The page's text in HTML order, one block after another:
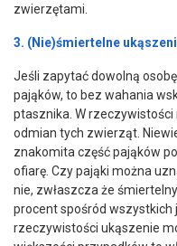
zwierzętami.
3. (Nie)śmiertelne
Jeśli zapytać dowolną
pająków, to bez wahania
ptasznika. W
odmian tych zwierząt.
znakomita część pająków
ofiarę. Czy pająki można
nie, zwłaszcza że
procent spośród wszystkich
rzeczywistości ukąszenie